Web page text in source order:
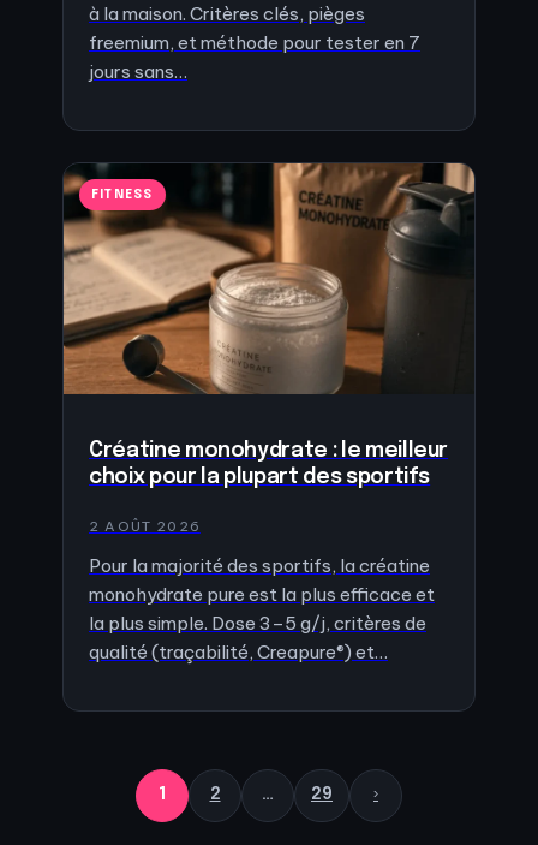
à la maison. Critères clés, pièges
freemium, et méthode pour tester en 7
jours sans…
FITNESS
Créatine monohydrate : le meilleur
choix pour la plupart des sportifs
2 AOÛT 2026
Pour la majorité des sportifs, la créatine
monohydrate pure est la plus efficace et
la plus simple. Dose 3–5 g/j, critères de
qualité (traçabilité, Creapure®) et…
1 2 … 29 ›